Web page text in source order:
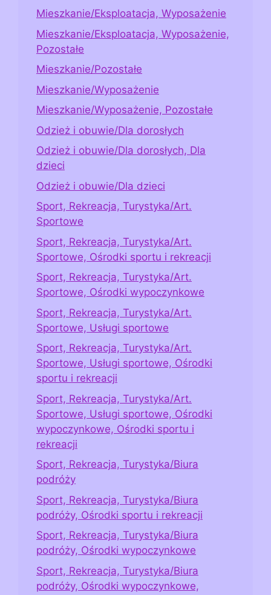
Mieszkanie/Eksploatacja, Wyposażenie
Mieszkanie/Eksploatacja, Wyposażenie,
Pozostałe
Mieszkanie/Pozostałe
Mieszkanie/Wyposażenie
Mieszkanie/Wyposażenie, Pozostałe
Odzież i obuwie/Dla dorosłych
Odzież i obuwie/Dla dorosłych, Dla
dzieci
Odzież i obuwie/Dla dzieci
Sport, Rekreacja, Turystyka/Art.
Sportowe
Sport, Rekreacja, Turystyka/Art.
Sportowe, Ośrodki sportu i rekreacji
Sport, Rekreacja, Turystyka/Art.
Sportowe, Ośrodki wypoczynkowe
Sport, Rekreacja, Turystyka/Art.
Sportowe, Usługi sportowe
Sport, Rekreacja, Turystyka/Art.
Sportowe, Usługi sportowe, Ośrodki
sportu i rekreacji
Sport, Rekreacja, Turystyka/Art.
Sportowe, Usługi sportowe, Ośrodki
wypoczynkowe, Ośrodki sportu i
rekreacji
Sport, Rekreacja, Turystyka/Biura
podróży
Sport, Rekreacja, Turystyka/Biura
podróży, Ośrodki sportu i rekreacji
Sport, Rekreacja, Turystyka/Biura
podróży, Ośrodki wypoczynkowe
Sport, Rekreacja, Turystyka/Biura
podróży, Ośrodki wypoczynkowe,